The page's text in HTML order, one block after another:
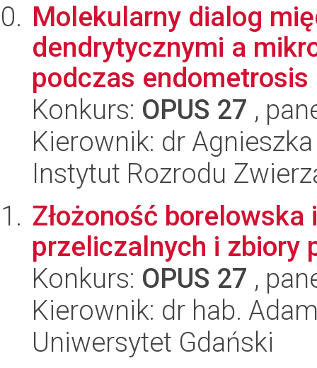
Molekularny dialog
dendrytycznymi a
podczas endometrosis
Konkurs: OPUS 27 ,
Kierownik: dr
Instytut Rozrodu
Złożoność borelowska
przeliczalnych i zbiory
Konkurs: OPUS 27 ,
Kierownik: dr hab.
Uniwersytet Gdański